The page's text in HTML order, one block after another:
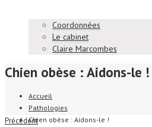
Coordonnées
Le cabinet
Claire Marcombes
Chien obèse : Aidons-le !
Accueil
Pathologies
Chien obèse : Aidons-le !
Précédent